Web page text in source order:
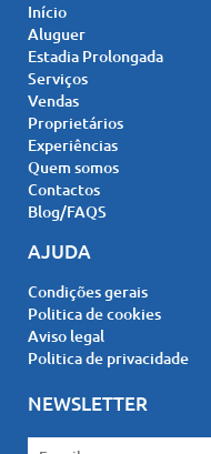
Início
Aluguer
Estadia Prolongada
Serviços
Vendas
Proprietários
Experiências
Quem somos
Contactos
Blog/FAQS
AJUDA
Condições gerais
Politica de cookies
Aviso legal
Politica de privacidade
NEWSLETTER